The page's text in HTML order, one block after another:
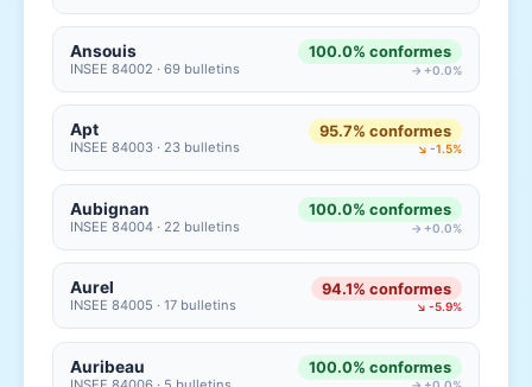
Ansouis
INSEE 84002 · 69 bulletins
100.0% conformes
→ +0.0%
Apt
INSEE 84003 · 23 bulletins
95.7% conformes
↘ -1.5%
Aubignan
INSEE 84004 · 22 bulletins
100.0% conformes
→ +0.0%
Aurel
INSEE 84005 · 17 bulletins
94.1% conformes
↘ -5.9%
Auribeau 100.0% conformes